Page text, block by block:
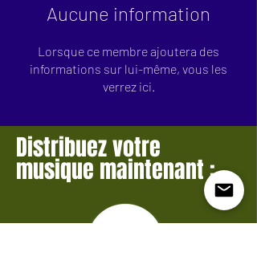
Aucune information
Lorsque ce membre ajoutera des
informations sur lui-même, vous les
verrez ici.
Distribuez votre
musique maintenant :